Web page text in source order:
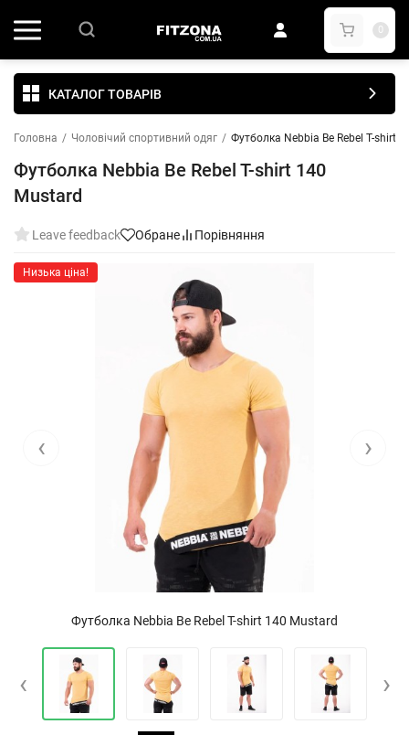
0
КАТАЛОГ ТОВАРІВ
Головна / Чоловічий спортивний одяг / Футболка Nebbia Be Rebel T-shirt
Футболка Nebbia Be Rebel T-shirt 140
Mustard
Leave feedback Обране Порівняння
Низька ціна!
Футболка Nebbia Be Rebel T-shirt 140 Mustard
‹ ›
‹ ›